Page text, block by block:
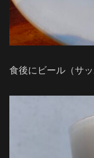
食後にビール（サ